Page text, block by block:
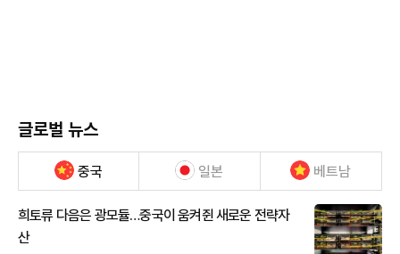
글로벌 뉴스
중국 일본 베트남
희토류 다음은 광모듈…중국이 움켜쥔 새로운 전략자
산